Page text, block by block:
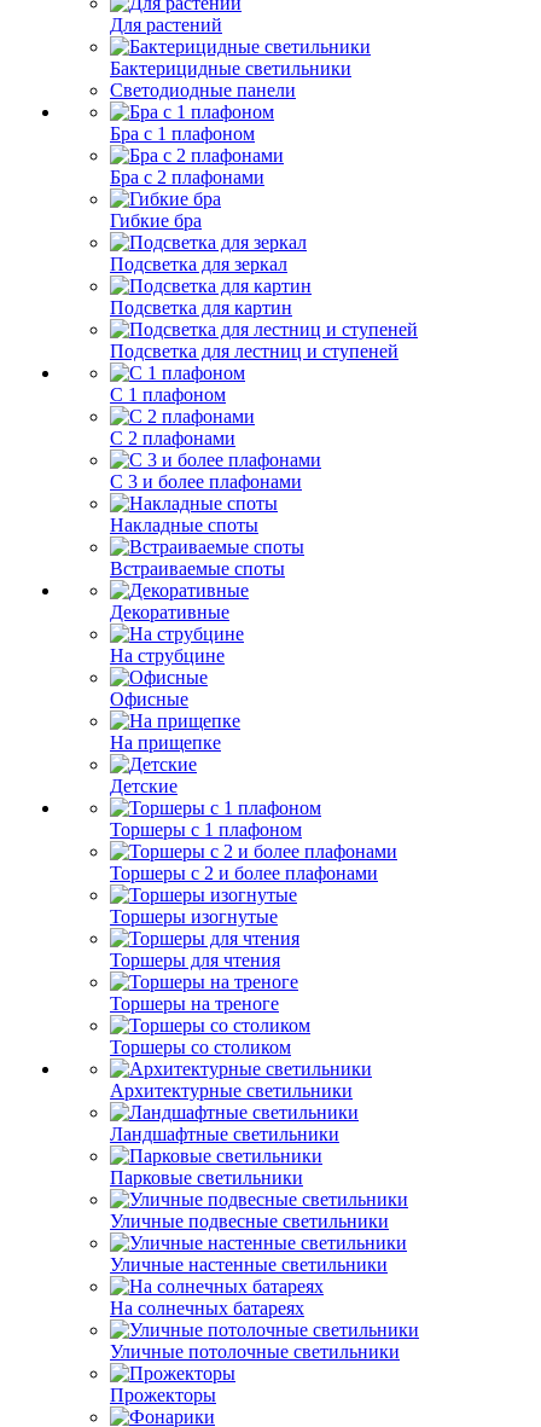
Для растений
Бактерицидные светильники
Светодиодные панели
Бра с 1 плафоном
Бра с 2 плафонами
Гибкие бра
Подсветка для зеркал
Подсветка для картин
Подсветка для лестниц и ступеней
С 1 плафоном
С 2 плафонами
С 3 и более плафонами
Накладные споты
Встраиваемые споты
Декоративные
На струбцине
Офисные
На прищепке
Детские
Торшеры с 1 плафоном
Торшеры с 2 и более плафонами
Торшеры изогнутые
Торшеры для чтения
Торшеры на треноге
Торшеры со столиком
Архитектурные светильники
Ландшафтные светильники
Парковые светильники
Уличные подвесные светильники
Уличные настенные светильники
На солнечных батареях
Уличные потолочные светильники
Прожекторы